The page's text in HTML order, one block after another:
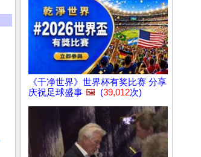
《干净世界》世界杯有奖比赛 分享
庆祝足球盛事 🖼️ (39,012次)